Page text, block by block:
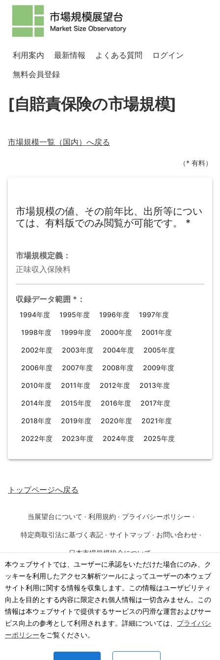
本ウェブサイトでは、ユーザーに承認をいただけた場合にのみ、ク
ッキーを利用したアクセス解析ツールによってユーザーの本ウェブ
サイト利用に関する情報を収集します。この情報はユーザビリティ
向上を目的とする内容に限定され個人情報は一切含みません。この
情報は本ウェブサイトで提供するサービスの円滑な運営およびサー
ビス向上の参考として利用されます。詳細については、 プライバシ
ーポリシーをご覧ください。
利用案内 最新情報 よくある質問
ログイン
無料会員登録
[自賠責保険の市場規模]
市場規模一覧（国内）へ戻る
（* 有料）
市場規模の値、その前年比、出所等につい
ては、有料版でのみ閲覧が可能です。
*
市場規模定義：
正味収入保険料
収録データ範囲 * ：
1994年度 1995年度 1996年度 1997年度
1998年度 1999年度 2000年度 2001年度
2002年度 2003年度 2004年度 2005年度
2006年度 2007年度 2008年度 2009年度
2010年度 2011年度 2012年度 2013年度
2014年度 2015年度 2016年度 2017年度
2018年度 2019年度 2020年度 2021年度
2022年度 2023年度 2024年度 2025年度
トップページへ戻る
当展望台について · 利用規約 · プライバシーポリシー ·
特定商取引法に基づく表記 · サイトマップ · お問い合わせ ·
日本市場規模協会について
©2026· 一般社団法人 日本市場規模協会